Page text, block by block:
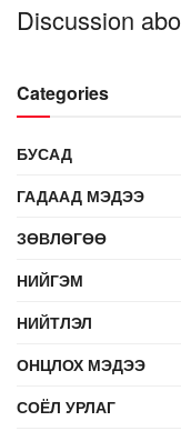
Discussion
Categories
БУСАД
ГАДААД МЭДЭЭ
ЗӨВЛӨГӨӨ
НИЙГЭМ
НИЙТЛЭЛ
ОНЦЛОХ МЭДЭЭ
СОЁЛ УРЛАГ